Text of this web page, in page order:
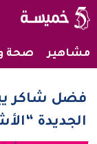
مشاهير صحة
فضل شاكر
الجديدة